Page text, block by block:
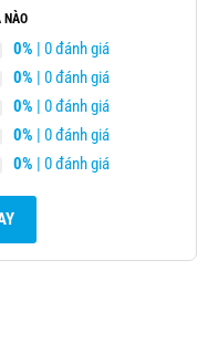
NÀO
0% | 0 đánh giá
0% | 0 đánh giá
0% | 0 đánh giá
0% | 0 đánh giá
0% | 0 đánh giá